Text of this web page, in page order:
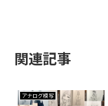
関連記事
アナログ模写